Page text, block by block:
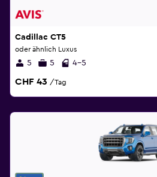
Cadillac CT5
oder ähnlich Luxus
5 5 4-5
CHF 43 /Tag